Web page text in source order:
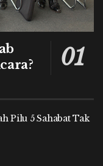
Pilu 5 Sahabat Tak